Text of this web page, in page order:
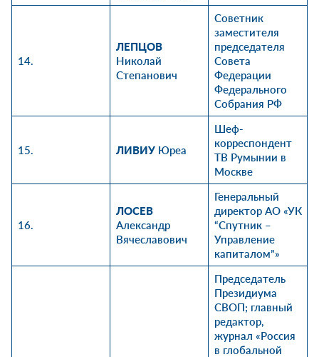
14.
ЛЕПЦОВ
Николай
Степанович
Советник
заместителя
председателя
Совета
Федерации
Федерального
Собрания РФ
15. ЛИВИУЮреа
Шеф-
корреспондент
ТВ Румынии в
Москве
16.
ЛОСЕВ
Александр
Вячеславович
Генеральный
директор АО «УК
“Спутник –
Управление
капиталом”»
Председатель
Президиума
СВОП; главный
редактор,
журнал «Россия
в глобальной